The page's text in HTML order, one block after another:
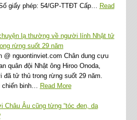
giấy phép: 54/GP-TTĐT Cấp…
Read
lạ thường về người lính Nhật tử
rừng suốt 29 năm
@ nguontinviet.com Chân dung cựu
quân đội Nhật ông Hiroo Onoda,
đã tử thủ trong rừng suốt 29 năm.
binh…
Read More
Châu Âu cũng từng “tóc đen, da